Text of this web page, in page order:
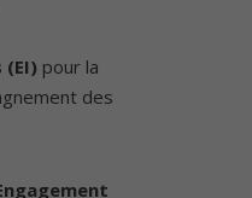
(EI) pour la
des